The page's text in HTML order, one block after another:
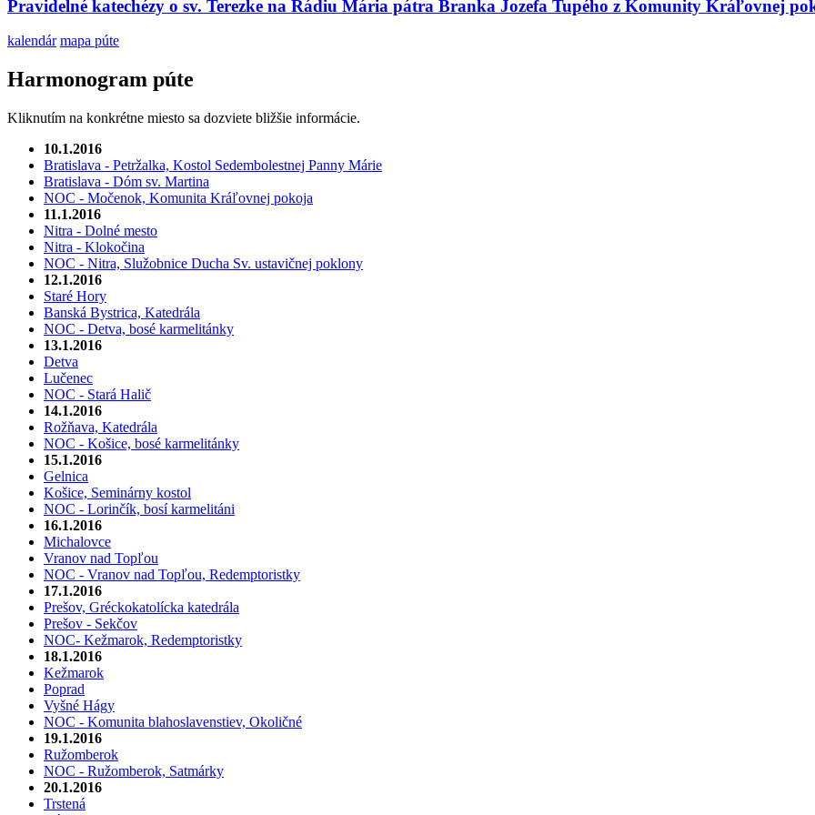
Pravidelné katechézy o sv. Terezke na Rádiu Mária pátra Branka Jozefa Tupého z Komunity Kráľovnej
kalendár mapa púte
Harmonogram púte
Kliknutím na konkrétne miesto sa dozviete bližšie informácie.
10.1.2016
Bratislava - Petržalka, Kostol Sedembolestnej Panny Márie
Bratislava - Dóm sv. Martina
NOC - Močenok, Komunita Kráľovnej pokoja
11.1.2016
Nitra - Dolné mesto
Nitra - Klokočina
NOC - Nitra, Služobnice Ducha Sv. ustavičnej poklony
12.1.2016
Staré Hory
Banská Bystrica, Katedrála
NOC - Detva, bosé karmelitánky
13.1.2016
Detva
Lučenec
NOC - Stará Halič
14.1.2016
Rožňava, Katedrála
NOC - Košice, bosé karmelitánky
15.1.2016
Gelnica
Košice, Seminárny kostol
NOC - Lorinčík, bosí karmelitáni
16.1.2016
Michalovce
Vranov nad Topľou
NOC - Vranov nad Topľou, Redemptoristky
17.1.2016
Prešov, Gréckokatolícka katedrála
Prešov - Sekčov
NOC- Kežmarok, Redemptoristky
18.1.2016
Kežmarok
Poprad
Vyšné Hágy
NOC - Komunita blahoslavenstiev, Okoličné
19.1.2016
Ružomberok
NOC - Ružomberok, Satmárky
20.1.2016
Trstená